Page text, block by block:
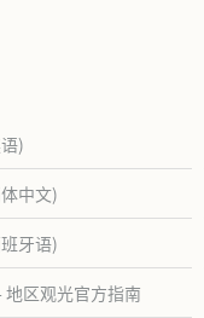
)
中文)
牙语)
地区观光官方指南